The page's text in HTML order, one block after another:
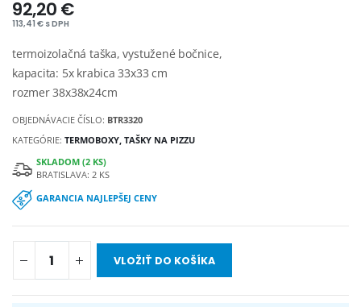
92,20 €
113,41 € s DPH
termoizolačná taška, vystužené bočnice,
kapacita: 5x krabica 33x33 cm
rozmer 38x38x24cm
OBJEDNÁVACIE ČÍSLO: BTR3320
KATEGÓRIE:TERMOBOXY, TAŠKY NA PIZZU
SKLADOM (2 KS)
BRATISLAVA: 2 KS
GARANCIA NAJLEPŠEJ CENY
VLOŽIŤ DO KOŠÍKA